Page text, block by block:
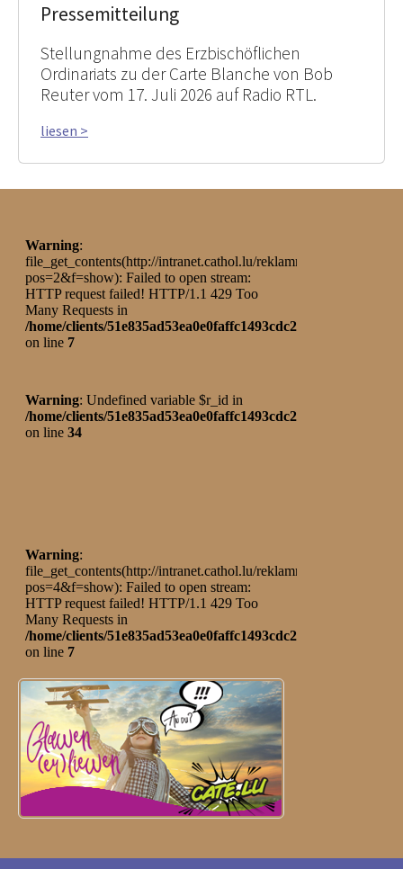
Pressemitteilung
Stellungnahme des Erzbischöflichen
Ordinariats zu der Carte Blanche von Bob
Reuter vom 17. Juli 2026 auf Radio RTL.
liesen >